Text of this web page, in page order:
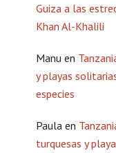
Guiza a las
Khan Al-Khalili
Manu en
y playas
especies
Paula en
turquesas y